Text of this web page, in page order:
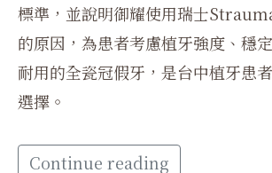
標準，並說明御耀使用瑞士
的原因，為患者考慮植牙強度、穩
耐用的全瓷冠假牙，是台中植牙患
選擇。
Continue reading